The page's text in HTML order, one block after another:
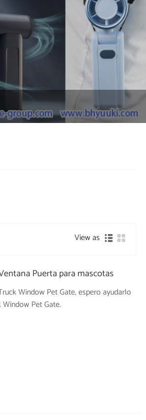
View as
Puerta para mascotas
Window Pet Gate, espero ayudarlo
Pet Gate.